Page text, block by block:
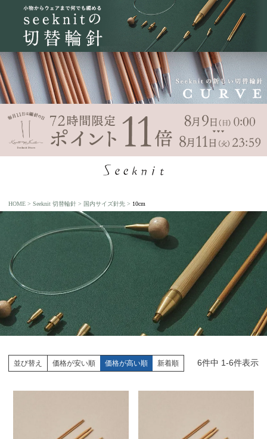
HOME Seeknit 切替輪針 国内サイズ針先 10cm
並び替え 価格が安い順 価格が高い順 新着順 6件中 1-6件表示